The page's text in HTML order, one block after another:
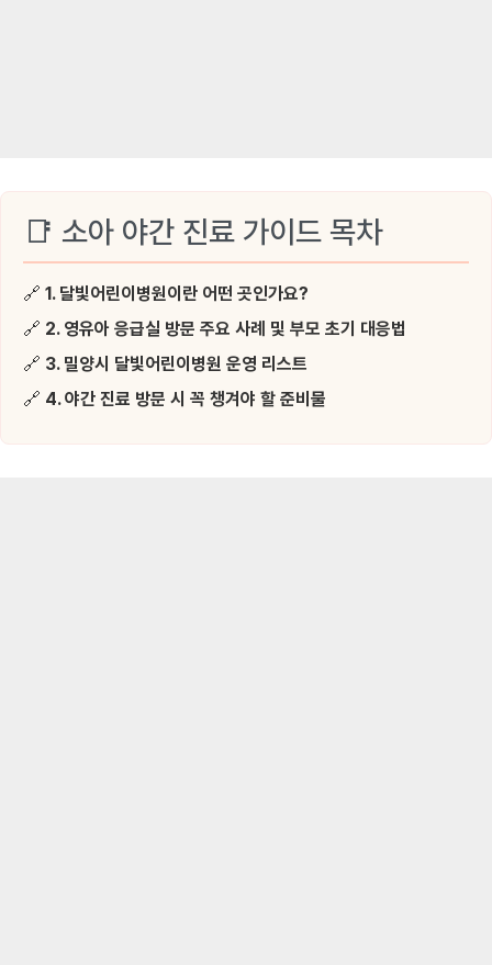
📑 소아 야간 진료 가이드 목차
🔗 1. 달빛어린이병원이란 어떤 곳인가요?
🔗 2. 영유아 응급실 방문 주요 사례 및 부모 초기 대응법
🔗 3. 밀양시 달빛어린이병원 운영 리스트
🔗 4. 야간 진료 방문 시 꼭 챙겨야 할 준비물